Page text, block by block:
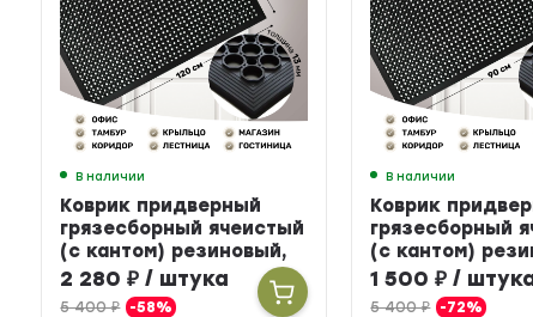
В наличии
Коврик придверный
грязесборный ячеистый
(с кантом) резиновый,
80 х 120 см
2 280₽ / штука
5 400₽ -58%
В наличии
Коврик
грязесборный
(с кантом)
60 х 90 см
1 500₽ /
5 400₽ -72%